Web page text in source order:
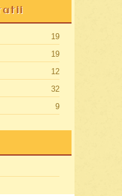
19
19
12
32
9